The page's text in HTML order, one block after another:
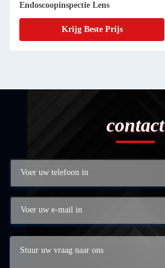
Endoscoopinspectie Lens
Krijg Beste Prijs
contact